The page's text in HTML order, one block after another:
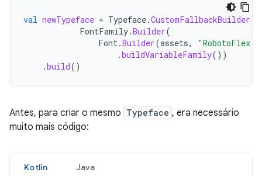
val newTypeface = Typeface.CustomFallbackBuilder(
FontFamily.Builder(
Font.Builder(assets,
.buildVariableFamily())
.build()
Antes, para criar o mesmo Typeface , era necessário
muito mais código:
Kotlin Java